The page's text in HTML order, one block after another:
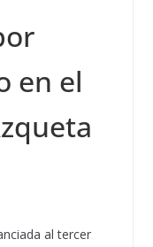
en el
al tercer